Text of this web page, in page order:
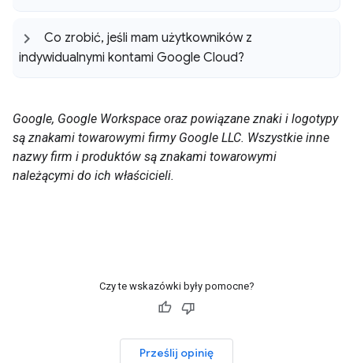
Co zrobić, jeśli mam użytkowników z
indywidualnymi kontami Google Cloud?
Google, Google Workspace oraz powiązane znaki i logotypy
są znakami towarowymi firmy Google LLC. Wszystkie inne
nazwy firm i produktów są znakami towarowymi
należącymi do ich właścicieli.
Czy te wskazówki były pomocne?
Prześlij opinię